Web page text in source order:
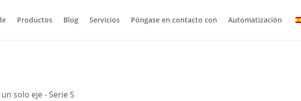
Productos Blog Servicios Póngase en contacto con Automatización
solo eje - Serie S